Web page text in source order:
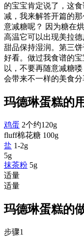
的宝宝肯定说了，这
减，我来解答开篇的
意减糖呢？ 因为糖在
高温它可以出现美拉
甜品保持湿润。第三
好看。做过我食谱的
以，不要再随意减糖
会带来不一样的美食
玛德琳蛋糕的
鸡蛋 2个约120g
fluff棉花糖 100g
盐 1-2g
5g
抹茶粉 5g
适量
适量
玛德琳蛋糕的
步骤1